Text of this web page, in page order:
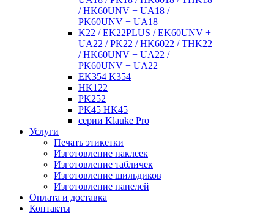
/ HK60UNV + UA18 /
PK60UNV + UA18
K22 / EK22PLUS / EK60UNV +
UA22 / PK22 / HK6022 / THK22
/ HK60UNV + UA22 /
PK60UNV + UA22
EK354 K354
HK122
PK252
PK45 HK45
серии Klauke Pro
Услуги
Печать этикетки
Изготовление наклеек
Изготовление табличек
Изготовление шильдиков
Изготовление панелей
Оплата и доставка
Контакты